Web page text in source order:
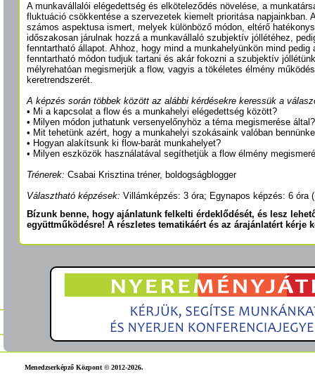
A munkavállalói elégedettség és elköteleződés növelése, a
fluktuáció csökkentése a szervezetek kiemelt prioritása napjainkban.
számos aspektusa ismert, melyek különböző módon, eltérő
időszakosan járulnak hozzá a munkavállaló szubjektív jóllétéhez,
fenntartható állapot. Ahhoz, hogy mind a munkahelyünkön mind pedig
fenntartható módon tudjuk tartani és akár fokozni a szubjektív
mélyrehatóan megismerjük a flow, vagyis a tökéletes élmény
keretrendszerét.
A képzés során többek között az alábbi kérdésekre keressük a
• Mi a kapcsolat a flow és a munkahelyi elégedettség között?
• Milyen módon juthatunk versenyelőnyhöz a téma megismerése által?
• Mit tehetünk azért, hogy a munkahelyi szokásaink valóban
• Hogyan alakítsunk ki flow-barát munkahelyet?
• Milyen eszközök használatával segíthetjük a flow élmény
Trénerek: Csabai Krisztina tréner, boldogságblogger
Választható képzések: Villámképzés: 3 óra; Egynapos képzés: 6 óra
Bízunk benne, hogy ajánlatunk felkelti érdeklődését, és lesz
együttműködésre! A részletes tematikáért és az árajánlatért kérje
Menedzserképző Központ © 2012-2026.